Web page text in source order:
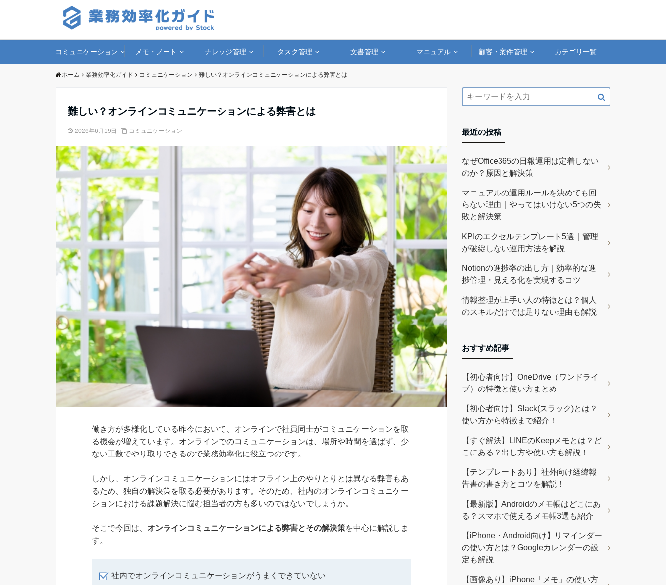
コミュニケーション メモ・ノート ナレッジ管理 タスク管理 文書管理 マニュアル 顧客・案件管理 カテゴリ一覧
ホーム 業務効率化ガイド コミュニケーション 難しい？オンラインコミュニケーションによる弊害とは
難しい？オンラインコミュニケーションによる弊害とは
2026年6月19日 コミュニケーション
働き方が多様化している昨今において、オンラインで社員同士がコミュニケーションを取
る機会が増えています。オンラインでのコミュニケーションは、場所や時間を選ばず、少
ない工数でやり取りできるので業務効率化に役立つのです。
しかし、オンラインコミュニケーションにはオフライン上のやりとりとは異なる弊害もあ
るため、独自の解決策を取る必要があります。そのため、社内のオンラインコミュニケー
ションにおける課題解決に悩む担当者の方も多いのではないでしょうか。
そこで今回は、 オンラインコミュニケーションによる弊害とその解決策を中心に解説しま
す。
社内でオンラインコミュニケーションがうまくできていない
最近の投稿
なぜOffice365の日報運用は定着しない
のか？原因と解決策
マニュアルの運用ルールを決めても回
らない理由｜やってはいけない5つの失
敗と解決策
KPIのエクセルテンプレート5選｜管理
が破綻しない運用方法を解説
Notionの進捗率の出し方｜効率的な進
捗管理・見える化を実現するコツ
情報整理が上手い人の特徴とは？個人
のスキルだけでは足りない理由も解説
おすすめ記事
【初心者向け】OneDrive（ワンドライ
ブ）の特徴と使い方まとめ
【初心者向け】Slack(スラック)とは？
使い方から特徴まで紹介！
【すぐ解決】LINEのKeepメモとは？ど
こにある？出し方や使い方も解説！
【テンプレートあり】社外向け経緯報
告書の書き方とコツを解説！
【最新版】Androidのメモ帳はどこにあ
る？スマホで使えるメモ帳3選も紹介
【iPhone・Android向け】リマインダー
の使い方とは？Googleカレンダーの設
定も解説
【画像あり】iPhone「メモ」の使い方